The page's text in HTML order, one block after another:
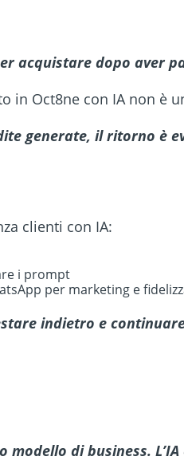
acquistare dopo aver
in Oct8ne con IA non
generate, il ritorno è
clienti con IA:
i prompt
per marketing e
indietro e
di business.